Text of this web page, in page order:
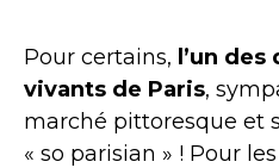
Pour certains, l’un
vivants de Paris,
marché pittoresque et
« so parisian » ! Pour